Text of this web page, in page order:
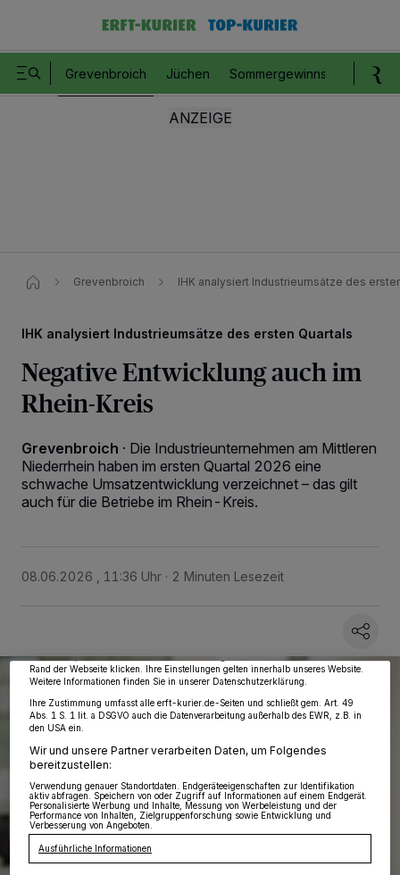
Grevenbroich Jüchen Sommergewinnspiel
Grevenbroich IHK analysiert Industrieumsätze des
IHK analysiert Industrieumsätze des ersten Quartals
Negative Entwicklung auch im
Rhein-Kreis
Grevenbroich · Die Industrieunternehmen am Mittleren
Niederrhein haben im ersten Quartal 2026 eine
schwache Umsatzentwicklung verzeichnet – das gilt
auch für die Betriebe im Rhein-Kreis.
08.06.2026 , 11:36 Uhr 2 Minuten Lesezeit
Wir und unsere 218-Partner speichern und greifen auf personenbezogene Daten
wie Browserdaten oder eindeutige Kennungen auf Ihrem Gerät zu. Durch Auswahl
möglicherweise nicht mehr so relevant für Sie. Sie können dieses Menü jederzeit
widerrufen, indem Sie auf den Link Einstellungen oder Ablehnen am unteren
Rand der Webseite klicken. Ihre Einstellungen gelten innerhalb unseres Website.
Weitere Informationen finden Sie in unserer Datenschutzerklärung.
Ihre Zustimmung umfasst alle erft-kurier.de-Seiten und schließt gem. Art. 49
Abs. 1 S. 1 lit. a DSGVO auch die Datenverarbeitung außerhalb des EWR, z.B. in
den USA ein.
Wir und unsere Partner verarbeiten Daten, um Folgendes
bereitzustellen:
Verwendung genauer Standortdaten. Endgeräteeigenschaften zur Identifikation
aktiv abfragen. Speichern von oder Zugriff auf Informationen auf einem Endgerät.
Personalisierte Werbung und Inhalte, Messung von Werbeleistung und der
Performance von Inhalten, Zielgruppenforschung sowie Entwicklung und
Verbesserung von Angeboten.
Ausführliche Informationen